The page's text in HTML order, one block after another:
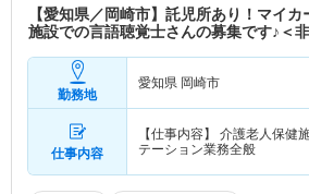
【愛知県／岡崎市】託児所あり！マイ
施設での言語聴覚士さんの募集です♪＜
勤務地
愛知県 岡崎市
仕事内容
【仕事内容】 介護老人保健
テーション業務全般